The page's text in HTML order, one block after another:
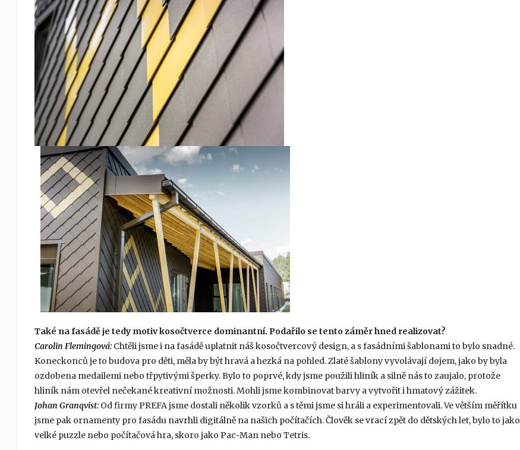
Také na fasádě je tedy motiv kosočtverce dominantní. Podařilo se tento záměr hned realizovat?
Carolin Flemingová:Chtěli jsme i na fasádě uplatnit náš kosočtvercový design, a s fasádními šablonami to bylo snadné.
Koneckonců je to budova pro děti, měla by být hravá a hezká na pohled. Zlaté šablony vyvolávají dojem, jako by byla
ozdobena medailemi nebo třpytivými šperky. Bylo to poprvé, kdy jsme použili hliník a silně nás to zaujalo, protože
hliník nám otevřel nečekané kreativní možnosti. Mohli jsme kombinovat barvy a vytvořit i hmatový zážitek.
Johan Granqvist:Od firmy PREFA jsme dostali několik vzorků a s těmi jsme si hráli a experimentovali. Ve větším měřítku
jsme pak ornamenty pro fasádu navrhli digitálně na našich počítačích. Člověk se vrací zpět do dětských let, bylo to jako
velké puzzle nebo počítačová hra, skoro jako Pac-Man nebo Tetris.